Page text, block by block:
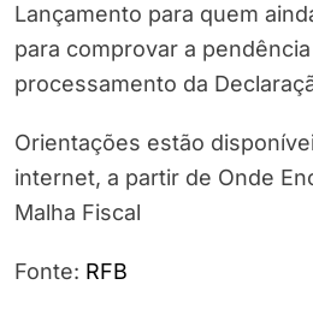
Lançamento para quem
para comprovar a
processamento da
Orientações estão
internet, a partir de Onde
Malha Fiscal
Fonte: RFB